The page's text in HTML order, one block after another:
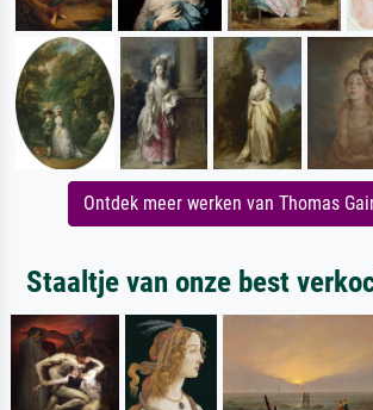
Ontdek meer werken van Thomas
Staaltje van onze best